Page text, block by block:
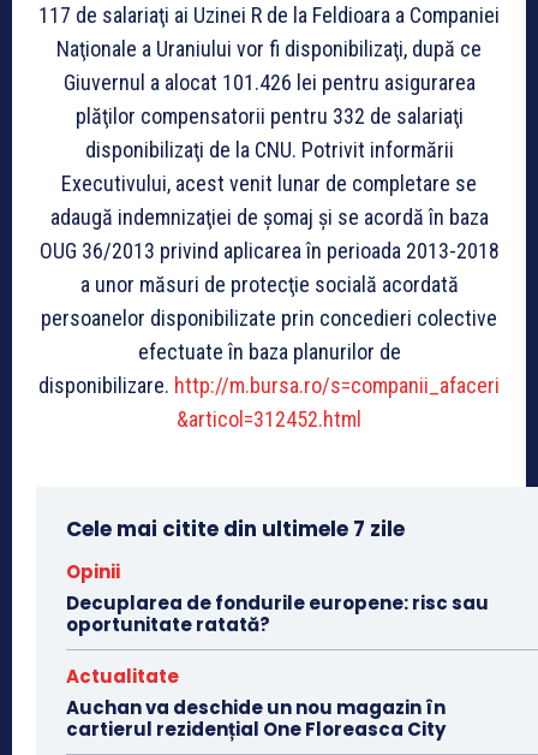
117 de salariaţi ai Uzinei R de la Feldioara a Companiei
Naţionale a Uraniului vor fi disponibilizaţi, după ce
Giuvernul a alocat 101.426 lei pentru asigurarea
plăţilor compensatorii pentru 332 de salariaţi
disponibilizaţi de la CNU. Potrivit informării
Executivului, acest venit lunar de completare se
adaugă indemnizaţiei de şomaj şi se acordă în baza
OUG 36/2013 privind aplicarea în perioada 2013-2018
a unor măsuri de protecţie socială acordată
persoanelor disponibilizate prin concedieri colective
efectuate în baza planurilor de
disponibilizare. http://m.bursa.ro/s=companii_afaceri
&articol=312452.html
Cele mai citite din ultimele 7 zile
Opinii
Decuplarea de fondurile europene: risc sau
oportunitate ratată?
Actualitate
Auchan va deschide un nou magazin în
cartierul rezidențial One Floreasca City